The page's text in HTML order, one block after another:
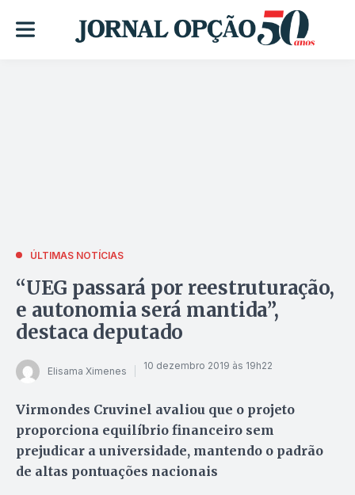
ÚLTIMAS NOTÍCIAS
“UEG passará por reestruturação,
e autonomia será mantida”,
destaca deputado
Elisama Ximenes 10 dezembro 2019 às 19h22
Virmondes Cruvinel avaliou que o projeto
proporciona equilíbrio financeiro sem
prejudicar a universidade, mantendo o padrão
de altas pontuações nacionais